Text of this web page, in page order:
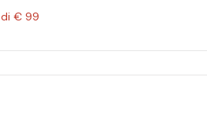
€ 99